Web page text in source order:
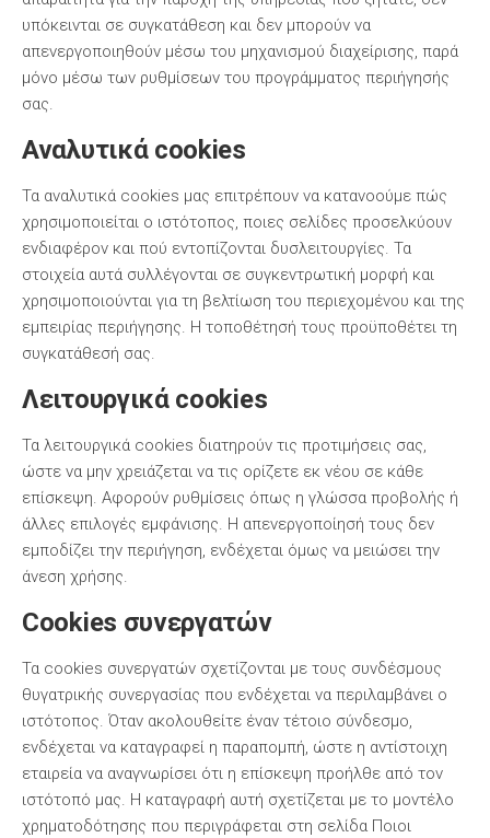
υπόκεινται σε συγκατάθεση και δεν μπορούν να
απενεργοποιηθούν μέσω του μηχανισμού διαχείρισης, παρά
μόνο μέσω των ρυθμίσεων του προγράμματος περιήγησής
σας.
Αναλυτικά cookies
Τα αναλυτικά cookies μας επιτρέπουν να κατανοούμε πώς
χρησιμοποιείται ο ιστότοπος, ποιες σελίδες προσελκύουν
ενδιαφέρον και πού εντοπίζονται δυσλειτουργίες. Τα
στοιχεία αυτά συλλέγονται σε συγκεντρωτική μορφή και
χρησιμοποιούνται για τη βελτίωση του περιεχομένου και της
εμπειρίας περιήγησης. Η τοποθέτησή τους προϋποθέτει τη
συγκατάθεσή σας.
Λειτουργικά cookies
Τα λειτουργικά cookies διατηρούν τις προτιμήσεις σας,
ώστε να μην χρειάζεται να τις ορίζετε εκ νέου σε κάθε
επίσκεψη. Αφορούν ρυθμίσεις όπως η γλώσσα προβολής ή
άλλες επιλογές εμφάνισης. Η απενεργοποίησή τους δεν
εμποδίζει την περιήγηση, ενδέχεται όμως να μειώσει την
άνεση χρήσης.
Cookies συνεργατών
Τα cookies συνεργατών σχετίζονται με τους συνδέσμους
θυγατρικής συνεργασίας που ενδέχεται να περιλαμβάνει ο
ιστότοπος. Όταν ακολουθείτε έναν τέτοιο σύνδεσμο,
ενδέχεται να καταγραφεί η παραπομπή, ώστε η αντίστοιχη
εταιρεία να αναγνωρίσει ότι η επίσκεψη προήλθε από τον
ιστότοπό μας. Η καταγραφή αυτή σχετίζεται με το μοντέλο
χρηματοδότησης που περιγράφεται στη σελίδα Ποιοι